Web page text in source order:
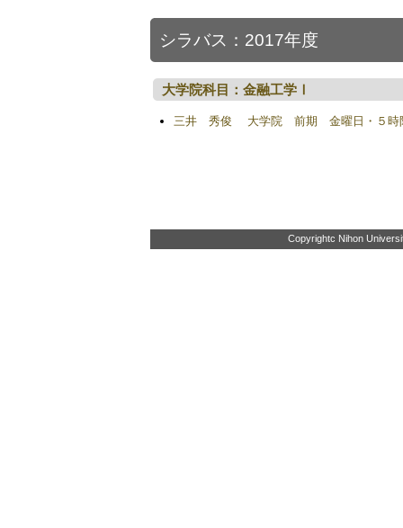
シラバス：2017年度
大学院科目：金融工学Ⅰ
三井 秀俊 大学院 前期 金曜日・５時
Copyrightc Nihon